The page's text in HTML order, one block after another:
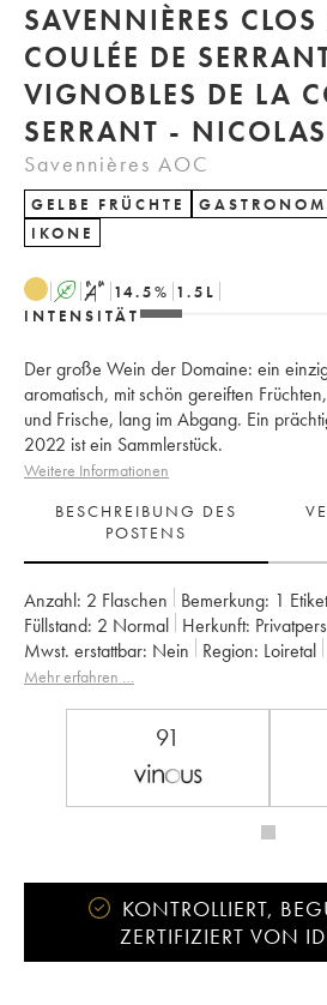
SAVENNIÈRES CLOS
COULÉE DE
VIGNOBLES DE LA
SERRANT -
Savennières AOC
GELBE FRÜCHTE
IKONE
A S 14.5% 1.5 L
INTENSITÄT
Der große Wein der Domaine: ein
aromatisch, mit schön gereiften
und Frische, lang im Abgang. Ein
2022 ist ein Sammlerstück.
Weitere Informationen
BESCHREIBUNG DES
POSTENS
Anzahl: 2 Flaschen Bemerkung: 1
Füllstand: 2 Normal Herkunft:
Mwst. erstattbar:
nein Region: Loiretal
Appellation: Savennières
Mehr erfahren …
91
KONTROLLIERT,
ZERTIFIZIERT VON